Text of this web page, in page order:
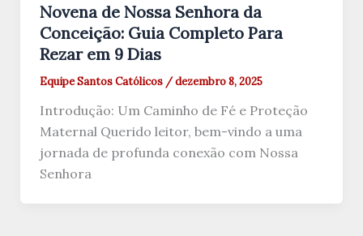
Novena de Nossa Senhora da
Conceição: Guia Completo Para
Rezar em 9 Dias
Equipe Santos Católicos /dezembro 8, 2025
Introdução: Um Caminho de Fé e Proteção
Maternal Querido leitor, bem-vindo a uma
jornada de profunda conexão com Nossa
Senhora